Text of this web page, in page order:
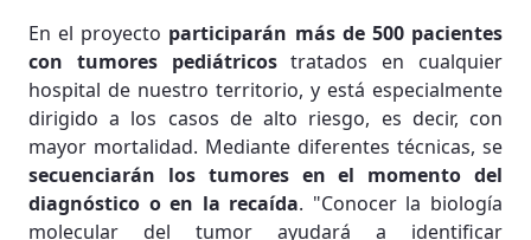
En el proyecto participarán más de 500 pacientes
con tumores pediátricostratados en cualquier
hospital de nuestro territorio, y está especialmente
dirigido a los casos de alto riesgo, es decir, con
mayor mortalidad. Mediante diferentes técnicas, se
secuenciarán los tumores en el momento del
diagnóstico o en la recaída. "Conocer la biología
molecular del tumor ayudará a identificar